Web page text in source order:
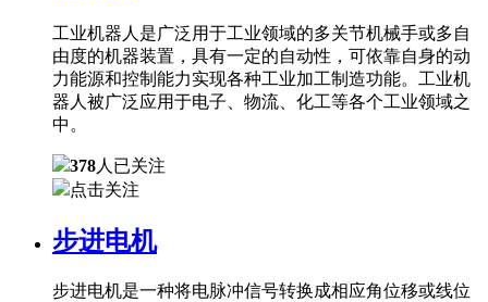
工业机器人是广泛用于工业领域的多关节机械手或多自
由度的机器装置，具有一定的自动性，可依靠自身的动
力能源和控制能力实现各种工业加工制造功能。工业机
器人被广泛应用于电子、物流、化工等各个工业领域之
中。
378人已关注
点击关注
步进电机
步进电机是一种将电脉冲信号转换成相应角位移或线位